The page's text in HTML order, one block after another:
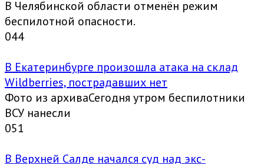
В Челябинской области отменён режим
беспилотной опасности.
044
В Екатеринбурге произошла атака на склад
Wildberries, пострадавших нет
Фото из архиваСегодня утром беспилотники
ВСУ нанесли
051
В Верхней Салде начался суд над экс-